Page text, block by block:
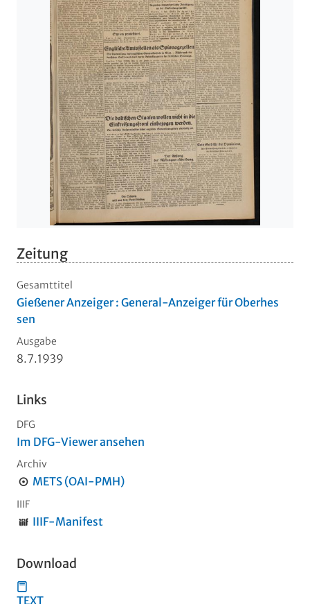
Zeitung
Gesamttitel
Gießener Anzeiger : General-Anzeiger für Oberhes
sen
Ausgabe
8.7.1939
Links
DFG
Im DFG-Viewer ansehen
Archiv
METS (OAI-PMH)
IIIF
IIIF-Manifest
Download
TEXT